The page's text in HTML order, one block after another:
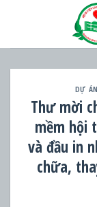
DỰ
Thư mời
mềm hội
và đầu in
chữa,